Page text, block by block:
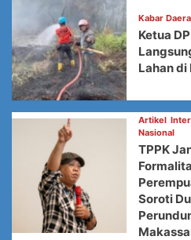
Kabar
Ketua
Lahan di
Artikel
Nasional
TPPK
Soroti